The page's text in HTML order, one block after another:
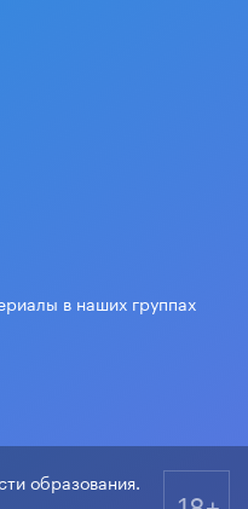
в наших группах
образования.